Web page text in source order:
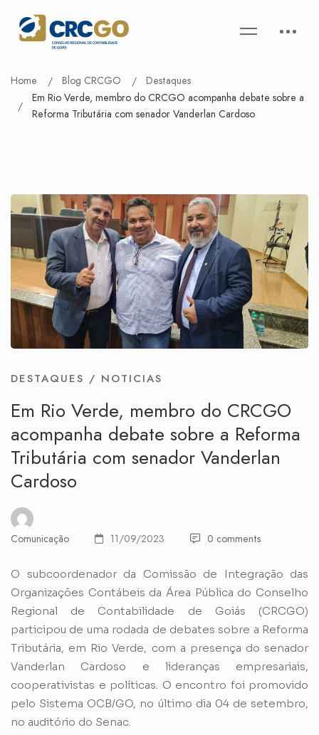
Home Blog CRCGO
Destaques
Em Rio Verde, membro do CRCGO acompanha debate sobre a
Reforma Tributária com senador Vanderlan Cardoso
DESTAQUES / NOTICIAS
Em Rio Verde, membro do CRCGO
acompanha debate sobre a Reforma
Tributária com senador Vanderlan
Cardoso
Comunicação 11/09/2023 0 comments
O subcoordenador da Comissão de Integração das
Organizações Contábeis da Área Pública do Conselho
Regional de Contabilidade de Goiás (CRCGO)
participou de uma rodada de debates sobre a Reforma
Tributária, em Rio Verde, com a presença do senador
Vanderlan Cardoso e lideranças empresariais,
cooperativistas e políticas. O encontro foi promovido
pelo Sistema OCB/GO, no último dia 04 de setembro,
no auditório do Senac.